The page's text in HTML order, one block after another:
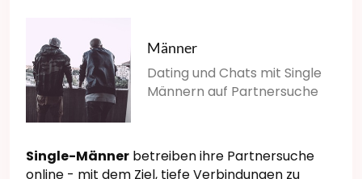
Männer
Dating und Chats mit Single
Männern auf Partnersuche
Single-Männer betreiben ihre Partnersuche
online - mit dem Ziel, tiefe Verbindungen zu